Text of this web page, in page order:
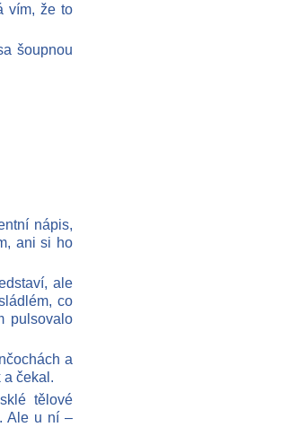
vím, že to
šoupnou
nápis,
ani si ho
ale
co
pulsovalo
a
a čekal.
tělové
Ale u ní –